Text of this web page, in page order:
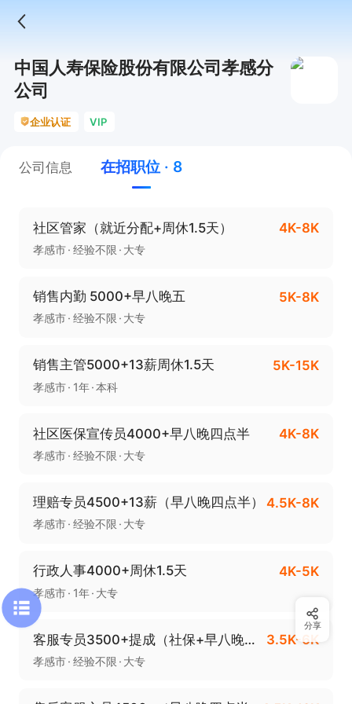
中国人寿保险股份有限公司孝感分
公司
企业认证 VIP
公司信息 在招职位 · 8
社区管家（就近分配+周休1.5天） 4K-8K
孝感市 经验不限 大专
销售内勤 5000+早八晚五 5K-8K
孝感市 经验不限 大专
销售主管5000+13薪周休1.5天 5K-15K
孝感市 1年 本科
社区医保宣传员4000+早八晚四点半 4K-8K
孝感市 经验不限 大专
理赔专员4500+13薪（早八晚四点半） 4.5K-8K
孝感市 经验不限 大专
行政人事4000+周休1.5天 4K-5K
孝感市 1年 大专
客服专员3500+提成（社保+早八晚五） 3.5K-6K
孝感市 经验不限 大专
分享